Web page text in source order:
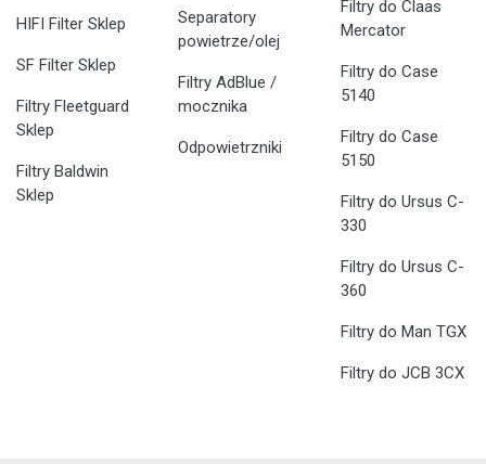
HIFI Filter Sklep
SF Filter Sklep
Filtry Fleetguard
Sklep
Filtry Baldwin
Sklep
Separatory
powietrze/olej
Filtry AdBlue /
mocznika
Odpowietrzniki
Filtry do Claas
Mercator
Filtry do Case
5140
Filtry do Case
5150
Filtry do Ursus C-
330
Filtry do Ursus C-
360
Filtry do Man TGX
Filtry do JCB 3CX